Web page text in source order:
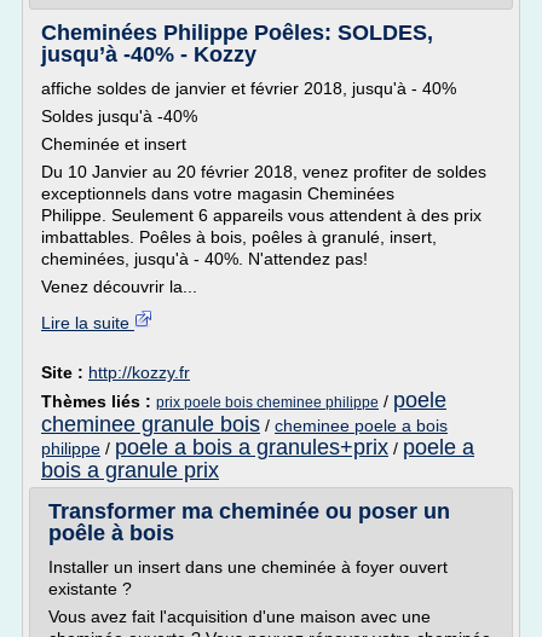
Cheminées Philippe Poêles: SOLDES,
jusqu’à -40% - Kozzy
affiche soldes de janvier et février 2018, jusqu'à - 40%
Soldes jusqu'à -40%
Cheminée et insert
Du 10 Janvier au 20 février 2018, venez profiter de soldes
exceptionnels dans votre magasin Cheminées
Philippe. Seulement 6 appareils vous attendent à des prix
imbattables. Poêles à bois, poêles à granulé, insert,
cheminées, jusqu'à - 40%. N'attendez pas!
Venez découvrir la...
Lire la suite
Site : http://kozzy.fr
Thèmes liés : prix poele bois cheminee philippe / poele
cheminee granule bois / cheminee poele a bois
philippe / poele a bois a granules+prix / poele a
bois a granule prix
Transformer ma cheminée ou poser un
poêle à bois
Installer un insert dans une cheminée à foyer ouvert
existante ?
Vous avez fait l'acquisition d'une maison avec une